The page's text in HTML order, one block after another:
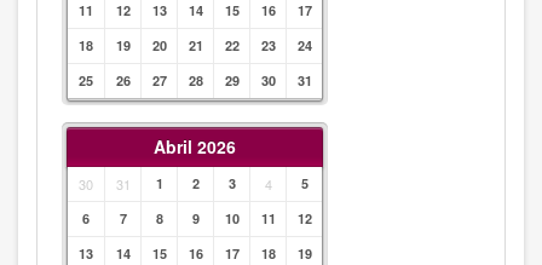
11
12 13 14 15 16
17
18
19 20 21 22 23
24
25
26 27 28 29 30 31
Abril 2026
30 31 1 2 3 4
5
6
7 8 9 10 11
12
13
14 15 16 17 18
19